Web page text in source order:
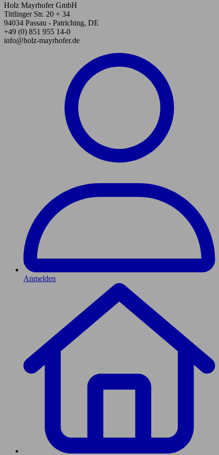
Holz Mayrhofer GmbH
Tittlinger Str. 20 + 34
94034 Passau - Patriching, DE
+49 (0) 851 955 14-0
info@holz-mayrhofer.de
Anmelden